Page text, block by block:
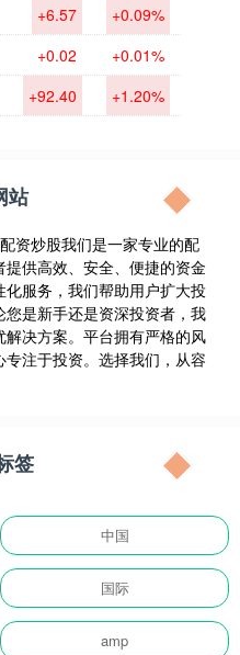
+6.57 +0.09%
+0.02 +0.01%
+92.40 +1.20%
站
资炒股我们是一家专业的配
供高效、安全、便捷的资金
服务，我们帮助用户扩大投
是新手还是资深投资者，我
决方案。平台拥有严格的风
注于投资。选择我们，从容
签
中国
国际
amp